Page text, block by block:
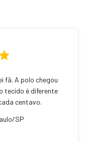
fã. A polo chegou
tecido é diferente
centavo.
SP